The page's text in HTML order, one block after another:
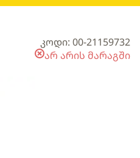
კოდი: 00-21159732
არ არის მარაგში